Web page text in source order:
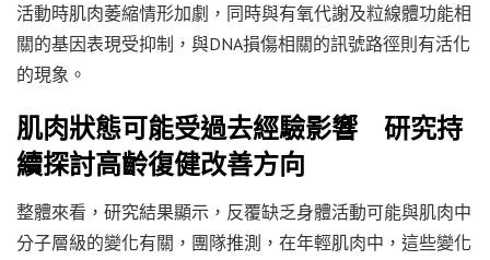
活動時肌肉萎縮情形加劇，同時與有氧代謝及粒線體功能相
關的基因表現受抑制，與DNA損傷相關的訊號路徑則有活化
的現象。
肌肉狀態可能受過去經驗影響 研究持
續探討高齡復健改善方向
整體來看，研究結果顯示，反覆缺乏身體活動可能與肌肉中
分子層級的變化有關，團隊推測，在年輕肌肉中，這些變化